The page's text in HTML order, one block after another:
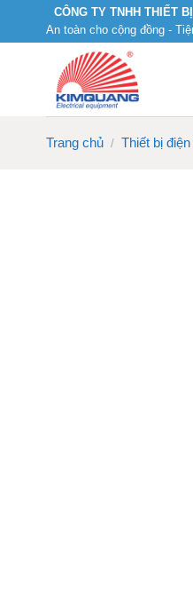
CÔNG TY TNHH THIẾT
An toàn cho cộng đồng -
Trang chủ / Thiết bị